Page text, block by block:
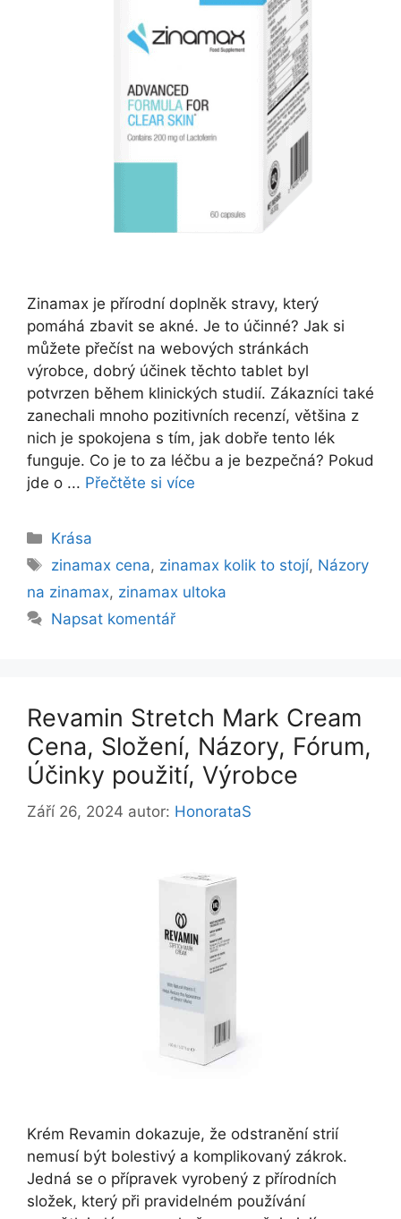
Zinamax je přírodní doplněk stravy, který
pomáhá zbavit se akné. Je to účinné? Jak si
můžete přečíst na webových stránkách
výrobce, dobrý účinek těchto tablet byl
potvrzen během klinických studií. Zákazníci také
zanechali mnoho pozitivních recenzí, většina z
nich je spokojena s tím, jak dobře tento lék
funguje. Co je to za léčbu a je bezpečná? Pokud
jde o ... Přečtěte si více
Rubriky
Krása
Štítky
zinamax cena, zinamax kolik to stojí, Názory
na zinamax, zinamax ultoka
Napsat komentář
Revamin Stretch Mark Cream
Cena, Složení, Názory, Fórum,
Účinky použití, Výrobce
Září 26, 2024 autor: HonorataS
Krém Revamin dokazuje, že odstranění strií
nemusí být bolestivý a komplikovaný zákrok.
Jedná se o přípravek vyrobený z přírodních
složek, který při pravidelném používání